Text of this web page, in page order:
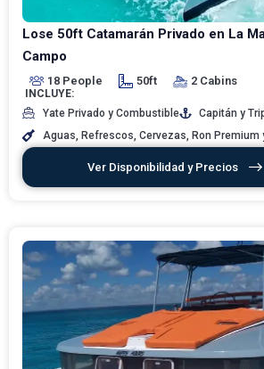
Lose 50ft Catamarán Privado en La
Campo
18 People 50ft 2 Cabins
INCLUYE:
Yate Privado y Combustible
Capitán y
Aguas, Refrescos, Cervezas, Ron Premium
Ver Disponibilidad y Precios